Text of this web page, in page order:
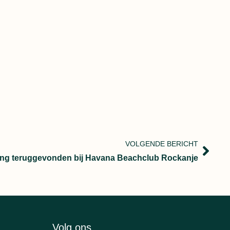
VOLGENDE BERICHT
teruggevonden bij Havana Beachclub Rockanje
Volg ons